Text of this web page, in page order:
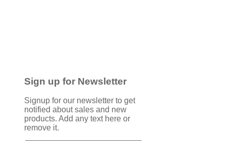
Sign up for Newsletter
Signup for our newsletter to get
notified about sales and new
products. Add any text here or
remove it.